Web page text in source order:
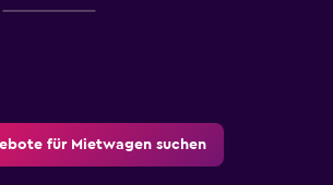
für Mietwagen suchen